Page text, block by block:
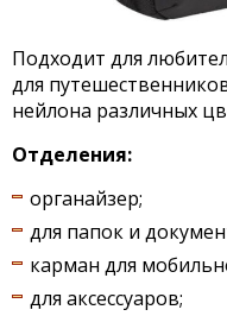
Подходит для
для
нейлона различных
Отделения:
органайзер;
для папок и
карман для
для аксессуаров;